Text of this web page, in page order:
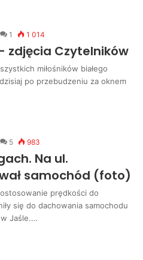
1 1 014
zdjęcia Czytelników
miłośników białego
po przebudzeniu za oknem
5 983
Na ul.
samochód (foto)
prędkości do
się do dachowania samochodu
Jaśle.…